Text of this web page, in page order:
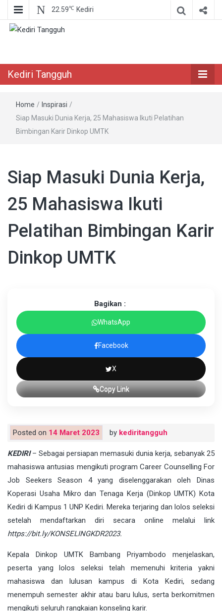
22.59℃ Kediri
Kediri Tangguh
Home / Inspirasi /
Siap Masuki Dunia Kerja, 25 Mahasiswa Ikuti Pelatihan
Bimbingan Karir Dinkop UMTK
Siap Masuki Dunia Kerja,
25 Mahasiswa Ikuti
Pelatihan Bimbingan Karir
Dinkop UMTK
Bagikan :
WhatsApp
Facebook
X
Copy Link
Posted on 14 Maret 2023 by kediritangguh
KEDIRI– Sebagai persiapan memasuki dunia kerja, sebanyak 25
mahasiswa antusias mengikuti program Career Counselling For
Job Seekers Season 4 yang diselenggarakan oleh Dinas
Koperasi Usaha Mikro dan Tenaga Kerja (Dinkop UMTK) Kota
Kediri di Kampus 1 UNP Kediri. Mereka terjaring dan lolos seleksi
setelah mendaftarkan diri secara online melalui link
https://bit.ly/KONSELINGKDR2023.
Kepala Dinkop UMTK Bambang Priyambodo menjelaskan,
peserta yang lolos seleksi telah memenuhi kriteria yakni
mahasiswa dan lulusan kampus di Kota Kediri, sedang
menempuh semester akhir atau baru lulus, serta berkomitmen
mengikuti seluruh rangkaian konseling karir.